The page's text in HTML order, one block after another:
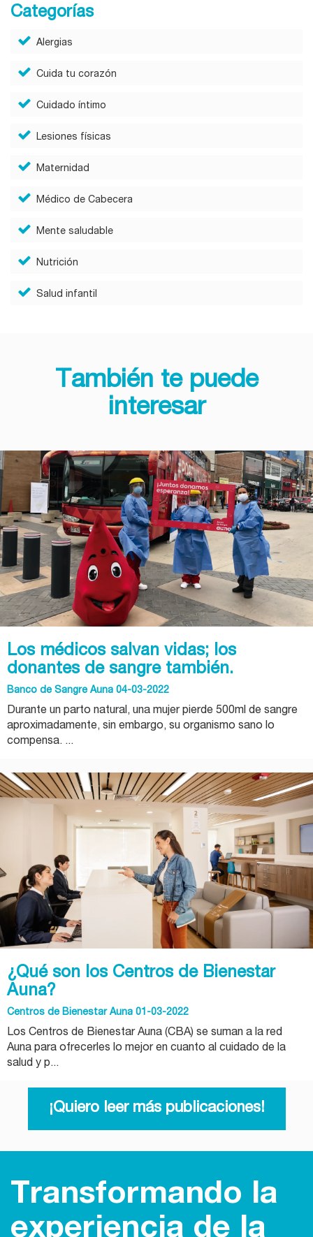
Categorías
Alergias
Cuida tu corazón
Cuidado íntimo
Lesiones físicas
Maternidad
Médico de Cabecera
Mente saludable
Nutrición
Salud infantil
También te puede
interesar
Los médicos salvan vidas; los
donantes de sangre también.
Banco de Sangre Auna 04-03-2022
Durante un parto natural, una mujer pierde 500ml de sangre
aproximadamente, sin embargo, su organismo sano lo
compensa. ...
¿Qué son los Centros de Bienestar
Auna?
Centros de Bienestar Auna 01-03-2022
Los Centros de Bienestar Auna (CBA) se suman a la red
Auna para ofrecerles lo mejor en cuanto al cuidado de la
salud y p...
¡Quiero leer más publicaciones!
Transformando la
experiencia de la